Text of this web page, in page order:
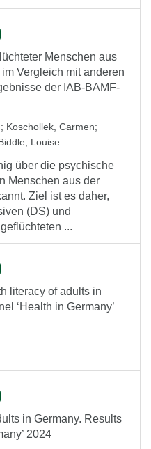
Menschen aus
Vergleich mit anderen
der IAB-BAMF-
; Koschollek, Carmen;
Louise
über die psychische
Menschen aus der
Ziel ist es daher,
(DS) und
...
literacy of adults in
‘Health in Germany’
in Germany. Results
2024